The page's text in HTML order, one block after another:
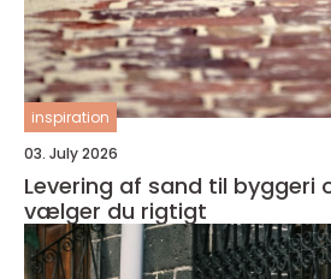
inspiration
03. July 2026
Levering af sand til
vælger du rigtigt